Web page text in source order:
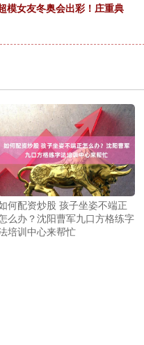
模女友冬奥会出彩！庄重典
何配资炒股 孩子坐姿不端正
么办？沈阳曹军九口方格练字
培训中心来帮忙